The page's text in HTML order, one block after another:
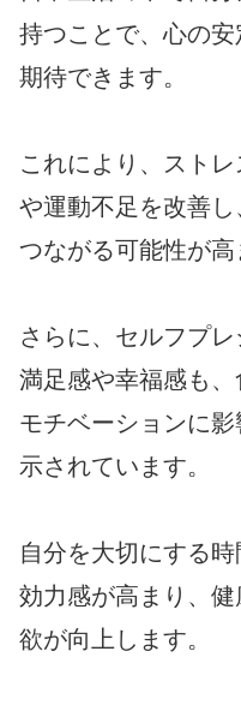
持つことで、心の
期待できます。
これにより、スト
や運動不足を改善
つながる可能性が高
さらに、セルフプ
満足感や幸福感も
モチベーションに
示されています。
自分を大切にする
効力感が高まり、
欲が向上します。